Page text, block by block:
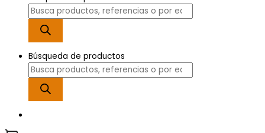
Búsqueda de productos